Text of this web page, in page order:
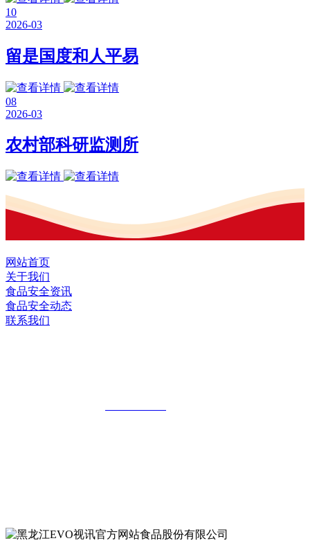
10
2026-03
留是国度和人平易
08
2026-03
农村部科研监测所
网站首页
关于我们
食品安全资讯
食品安全动态
联系我们